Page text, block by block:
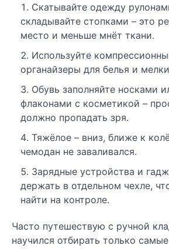
Скатывайте одежду
складывайте стопками – это
место и меньше мнёт ткани.
Используйте
органайзеры для белья и
Обувь заполняйте носками
флаконами с косметикой –
должно пропадать зря.
Тяжёлое – вниз, ближе к
чемодан не заваливался.
Зарядные устройства и
держать в отдельном чехле,
найти на контроле.
Часто путешествую с ручной
научился отбирать только